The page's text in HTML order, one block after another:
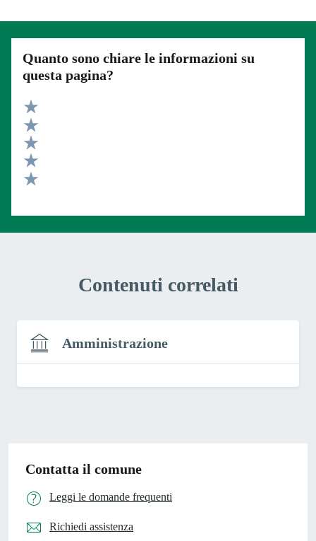
Quanto sono chiare le informazioni su
questa pagina?
Valuta 5 stelle su 5
Valuta 4 stelle su 5
Valuta 3 stelle su 5
Valuta 2 stelle su 5
Contenuti correlati
Amministrazione
Contatta il comune
Leggi le domande frequenti
Richiedi assistenza